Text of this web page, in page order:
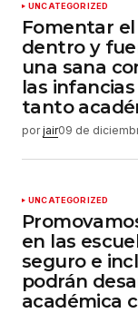
UNCATEGORIZED
Fomentar
dentro y
una sana
las
tanto
por jair09 de
UNCATEGORIZED
en las
seguro e
podrán
académica